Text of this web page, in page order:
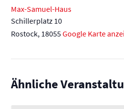
Max-Samuel-Haus
Schillerplatz 10
Rostock, 18055Google Karte
Ähnliche